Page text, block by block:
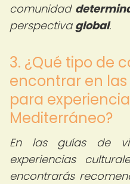
comunidad
perspectiva global.
3. ¿Qué tipo de
encontrar en
para
Mediterráneo?
En las guías de
experiencias
encontrarás